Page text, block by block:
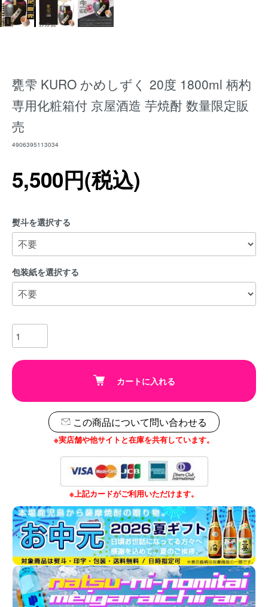
甕雫 KURO かめしずく 20度 1800ml 柄杓
専用化粧箱付 京屋酒造 芋焼酎 数量限定販
売
4906395113034
5,500円(税込)
熨斗を選択する
包装紙を選択する
カートに入れる
この商品について問い合わせる
※実店舗や他サイトと在庫を共有しています。
※上記カードがご利用いただけます。